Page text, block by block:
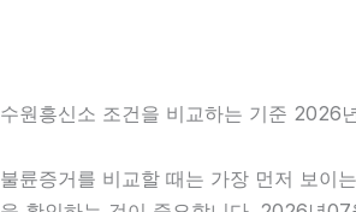
수원흥신소 조건을 비교하는 기준 2026
불륜증거를 비교할 때는 가장 먼저 보이